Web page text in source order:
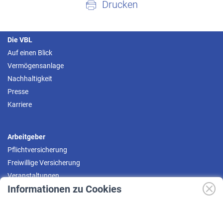
Informationen zu Cookies
Drucken
Die VBL
Auf einen Blick
Vermögensanlage
Nachhaltigkeit
Presse
Karriere
Arbeitgeber
Pflichtversicherung
Freiwillige Versicherung
Veranstaltungen